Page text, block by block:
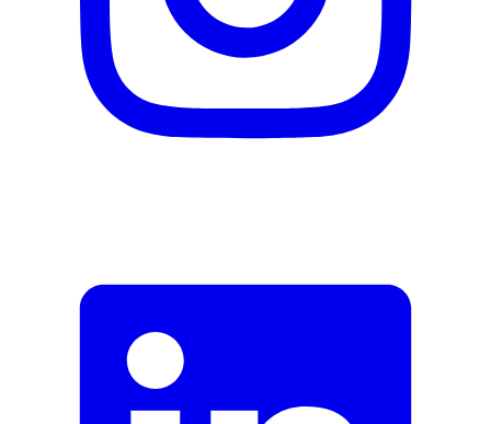
DE_Sicherheitsdatenblatt
Fehler melden
Falsche Daten melden